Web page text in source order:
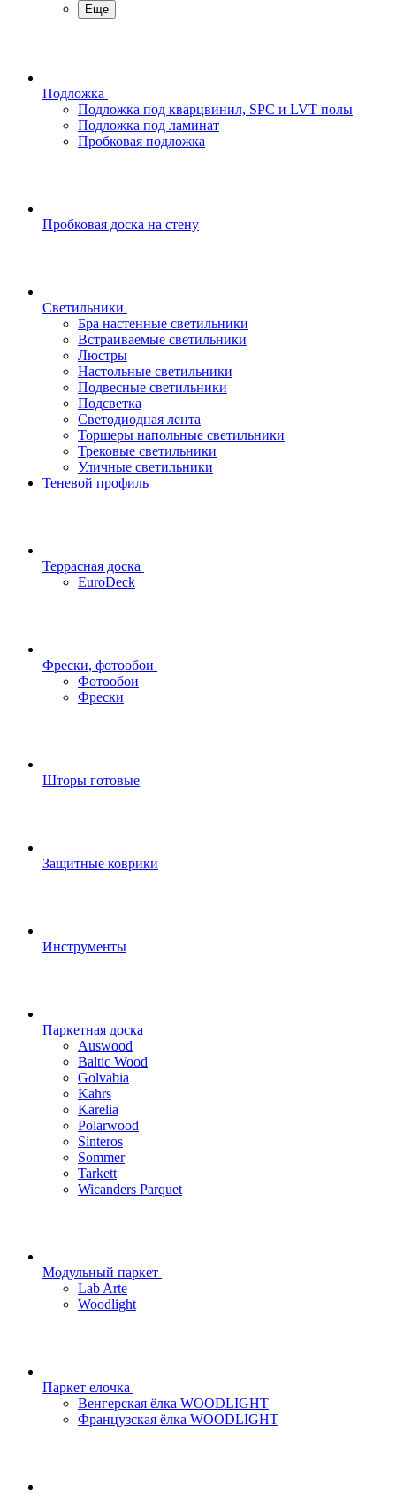
Еще
Подложка
Подложка под кварцвинил, SPC и LVT полы
Подложка под ламинат
Пробковая подложка
Пробковая доска на стену
Светильники
Бра настенные светильники
Встраиваемые светильники
Люстры
Настольные светильники
Подвесные светильники
Подсветка
Светодиодная лента
Торшеры напольные светильники
Трековые светильники
Уличные светильники
Теневой профиль
Террасная доска
EuroDeck
Фрески, фотообои
Фотообои
Фрески
Шторы готовые
Защитные коврики
Инструменты
Паркетная доска
Auswood
Baltic Wood
Golvabia
Kahrs
Karelia
Polarwood
Sinteros
Sommer
Tarkett
Wicanders Parquet
Модульный паркет
Lab Arte
Woodlight
Паркет елочка
Венгерская ёлка WOODLIGHT
Французская ёлка WOODLIGHT